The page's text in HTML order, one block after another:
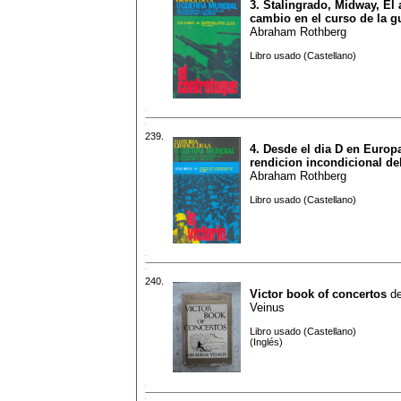
3. Stalingrado, Midway, El
cambio en el curso de la
Abraham Rothberg
Libro usado (Castellano)
239.
4. Desde el dia D en
rendicion incondicional
Abraham Rothberg
Libro usado (Castellano)
240.
Victor book of concertos
Veinus
Libro usado (Castellano)
(Inglés)